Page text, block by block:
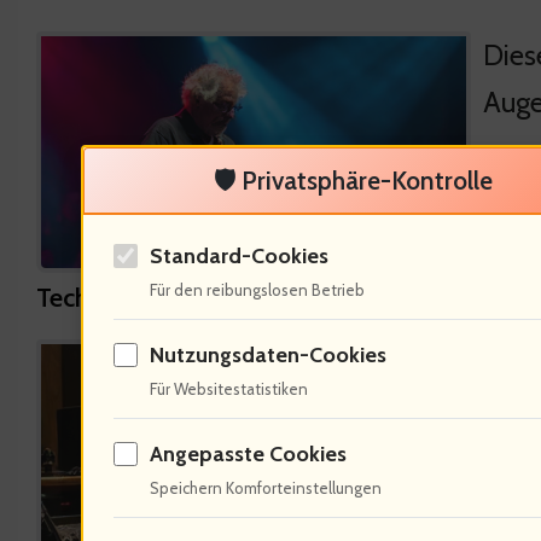
Technologische Einflüsse auf die Musik von
🛡️ Privatsphäre-Kontrolle
Standard-Cookies
Für den reibungslosen Betrieb
Nutzungsdaten-Cookies
Für Websitestatistiken
Angepasste Cookies
Speichern Komforteinstellungen